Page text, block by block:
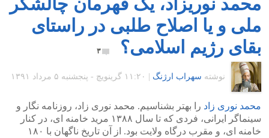
ملی و یا اصلاح طلبی در راستای
بقای رژیم اسلامی؟
۳
نوشته سهراب ارژنگ ۱۱:۲۰ گرينويچ - پنجشنبه ۵ مرداد ۱۳۹۱
محمد نوری زاد را بهتر بشناسیم. محمد نوری زاد، روزنامه نگار و
سینماگر ایرانی، فردی که تا سال ۱۳۸۸ مرید خامنه ای، در کنار
خامنه ای، و مقرب درگاه ولایت بود. از آن تاریخ ناگهان با ۱۸۰